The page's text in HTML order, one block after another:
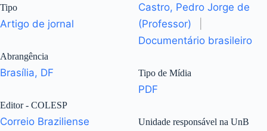
Tipo
Artigo de jornal
Abrangência
Brasília, DF
Editor - COLESP
Correio Braziliense
Castro, Pedro Jorge de
(Professor)
Documentário brasileiro
Tipo de Mídia
PDF
Unidade responsável na UnB